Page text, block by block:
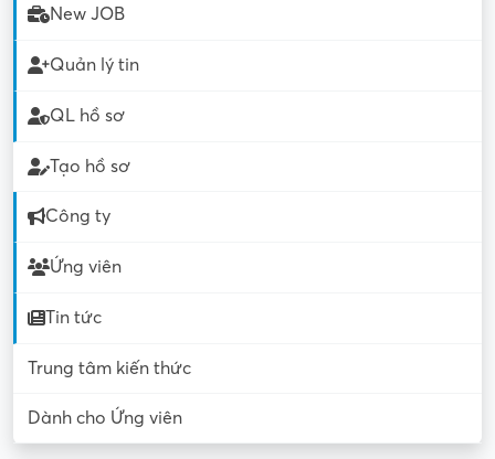
New JOB
Quản lý tin
QL hồ sơ
Tạo hồ sơ
Công ty
Ứng viên
Tin tức
Trung tâm kiến thức
Dành cho Ứng viên